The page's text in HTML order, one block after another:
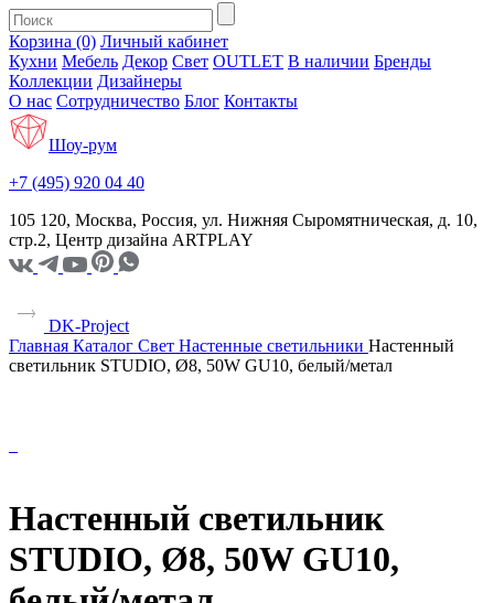
Корзина (0) Личный кабинет
Кухни Мебель Декор Свет OUTLET В наличии Бренды
Коллекции Дизайнеры
О нас Сотрудничество Блог Контакты
Шоу-рум
+7 (495) 920 04 40
105 120, Москва, Россия, ул. Нижняя Сыромятническая, д. 10,
стр.2, Центр дизайна ARTPLAY
DK-Project
Главная Каталог Свет Настенные светильники Настенный
светильник STUDIO, Ø8, 50W GU10, белый/метал
Настенный светильник
STUDIO, Ø8, 50W GU10,